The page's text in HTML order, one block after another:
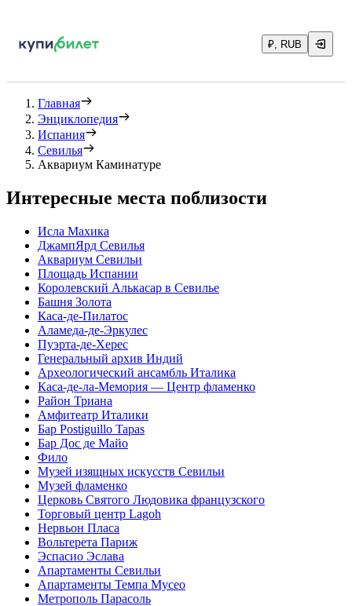
₽, RUB
Главная
Энциклопедия
Испания
Севилья
Аквариум Каминатуре
Интересные места поблизости
Исла Махика
ДжампЯрд Севилья
Аквариум Севильи
Площадь Испании
Королевский Алькасар в Севилье
Башня Золота
Каса-де-Пилатос
Аламеда-де-Эркулес
Пуэрта-де-Херес
Генеральный архив Индий
Археологический ансамбль Италика
Каса-де-ла-Мемория — Центр фламенко
Район Триана
Амфитеатр Италики
Бар Postiguillo Tapas
Бар Дос де Майо
Фило
Музей изящных искусств Севильи
Музей фламенко
Церковь Святого Людовика французского
Торговый центр Lagoh
Нервьон Пласа
Вольтерета Париж
Эспасио Эслава
Апартаменты Севильи
Апартаменты Темпа Мусео
Метрополь Парасоль